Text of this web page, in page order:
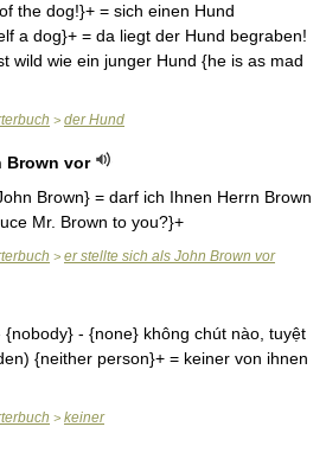
the dog!}+ = sich einen Hund
a dog}+ = da liegt der Hund begraben!
wild wie ein junger Hund {he is as mad
> der Hund
Brown vor
Brown} = darf ich Ihnen Herrn Brown
Mr. Brown to you?}+
> er stellte sich als John Brown vor
- {none} không chút nào, tuyệt
{neither person}+ = keiner von ihnen
> keiner